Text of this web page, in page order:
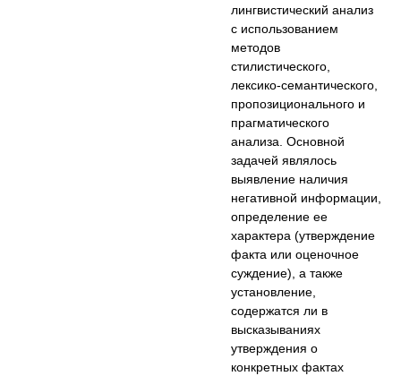
лингвистический анализ
с использованием
методов
стилистического,
лексико-семантического,
пропозиционального и
прагматического
анализа. Основной
задачей являлось
выявление наличия
негативной информации,
определение ее
характера (утверждение
факта или оценочное
суждение), а также
установление,
содержатся ли в
высказываниях
утверждения о
конкретных фактах